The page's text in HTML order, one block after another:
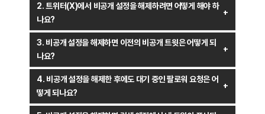
승인된 팔로워에게만 공개하는 설정을 의미합니다. 비공개 계정으로
설정하면, 새로운 팔로워는 사용자의 승인을 받아야만 트윗을 볼 수
있으며, 기존 팔로워는 계속해서 사용자의 트윗을 확인할 수
있습니다.
2. 트위터(X)에서 비공개 설정을 해제하려면 어떻게 해야 하
나요?
트위터 계정에 로그인합니다.
왼쪽 메뉴에서 ‘더 보기’를 클릭하고 ‘설정 및 지원’ 을 선택한 후
‘설정 및 개인정보’
‘개인정보 및 보안’
섹션에서 ‘오디언스 및 태그하기’를 선택합니
3. 비공개 설정을 해제하면 이전의 비공개 트윗은 어떻게 되
나요?
공개됩니다. 이는 모든 트위터 사용자가 해당 트윗을 볼 수 있게
된다는 것을 의미하므로, 비공개 설정 해제 전에 공개를 원하지 않는
트윗이 있는지 확인하는 것이 중요합니다.
4. 비공개 설정을 해제한 후에도 대기 중인 팔로워 요청은 어
떻게 되나요?